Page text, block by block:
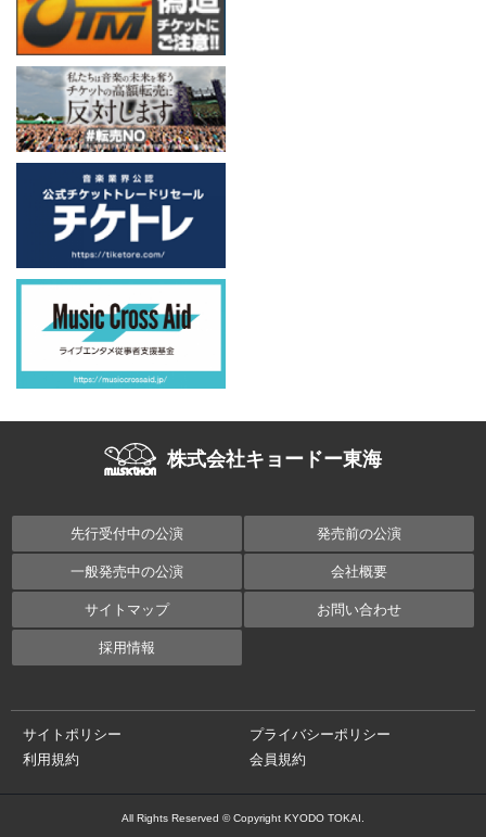
株式会社キョードー東海
先行受付中の公演 発売前の公演
一般発売中の公演 会社概要
サイトマップ お問い合わせ
採用情報
サイトポリシー
プライバシーポリシー
利用規約
会員規約
All Rights Reserved © Copyright KYODO TOKAI.